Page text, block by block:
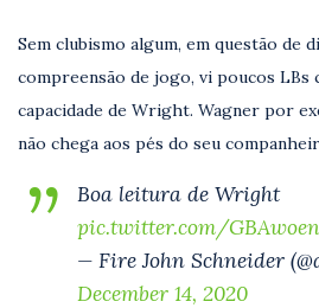
Sem clubismo algum, em questão de
compreensão de jogo, vi poucos LBs
capacidade de Wright. Wagner por
não chega aos pés do seu
Boa leitura de Wright
pic.twitter.com/
— Fire John Schneider
December 14, 2020